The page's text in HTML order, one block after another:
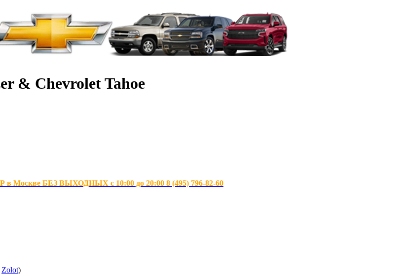
& Chevrolet Tahoe
БЕЗ ВЫХОДНЫХ с 10:00 до 20:00 8 (495) 796-82-60
Zolot)